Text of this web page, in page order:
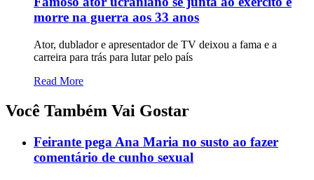
morre na guerra aos 33 anos
Ator, dublador e apresentador de TV deixou a fama e a
carreira para trás para lutar pelo país
Read More
Você Também Vai Gostar
Feirante pega Ana Maria no susto ao fazer
comentário de cunho sexual